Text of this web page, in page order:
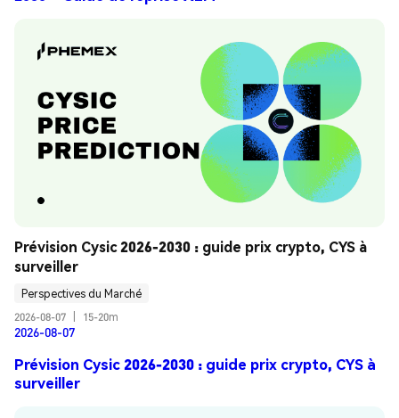
Prévision Cysic 2026-2030 : guide prix crypto, CYS à
surveiller
Perspectives du Marché
2026-08-07
15-20m
2026-08-07
Prévision Cysic 2026-2030 : guide prix crypto, CYS à
surveiller